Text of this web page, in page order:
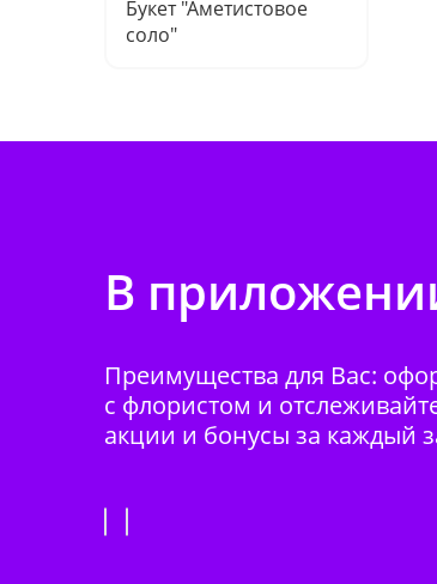
Букет "Аметистовое
соло"
В
Преимущества для Вас:
с флористом и
акции и бонусы за каждый